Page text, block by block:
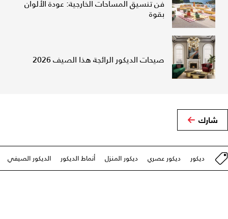
فن تنسيق المساحات الخارجية: عودة الألوان
بقوة
صيحات الديكور الرائجة هذا الصيف 2026
شارك
ديكور ديكور عصري ديكور المنزل أنماط الديكور الديكور الصيفي